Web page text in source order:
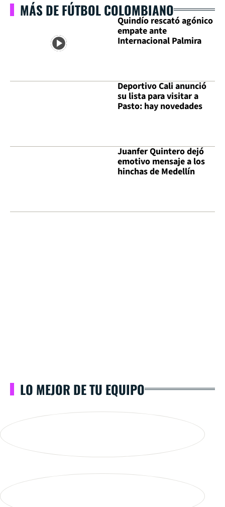
MÁS DE FÚTBOL COLOMBIANO
Quindío rescató agónico
empate ante
Internacional Palmira
Deportivo Cali anunció
su lista para visitar a
Pasto: hay novedades
Juanfer Quintero dejó
emotivo mensaje a los
hinchas de Medellín
LO MEJOR DE TU EQUIPO